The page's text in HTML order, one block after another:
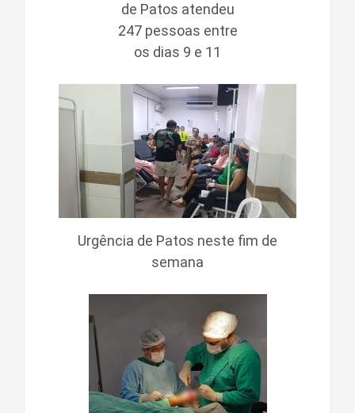
de Patos atendeu
247 pessoas entre
os dias 9 e 11
Urgência de Patos neste fim de
semana